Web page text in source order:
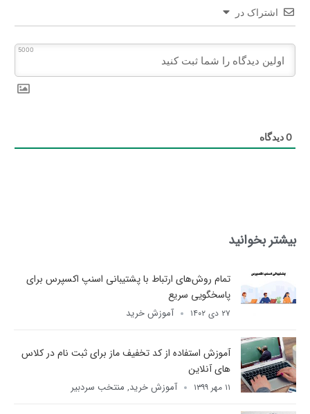
اشتراک در
5000
0دیدگاه
بیشتر بخوانید
تمام روش‌های ارتباط با پشتیبانی اسنپ اکسپرس برای
پاسخگویی سریع
۲۷ دی ۱۴۰۲ آموزش خرید
آموزش استفاده از کد تخفیف ماز برای ثبت نام در کلاس
های آنلاین
۱۱ مهر ۱۳۹۹ آموزش خرید, منتخب سردبیر